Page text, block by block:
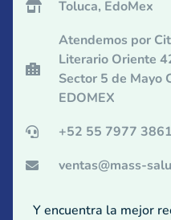
Toluca, EdoMex
Atendemos por
Literario Oriente
Sector 5 de Mayo
EDOMEX
+52 55 7977 3861
ventas@mass-
Y encuentra la mejor